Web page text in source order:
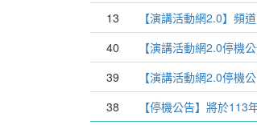
13
【演講活動網2.0】頻
40
39
【演講活動網2.0停機
38
【停機公告】將於